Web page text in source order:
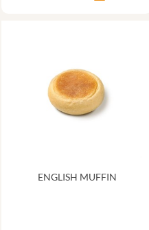
ENGLISH MUFFIN